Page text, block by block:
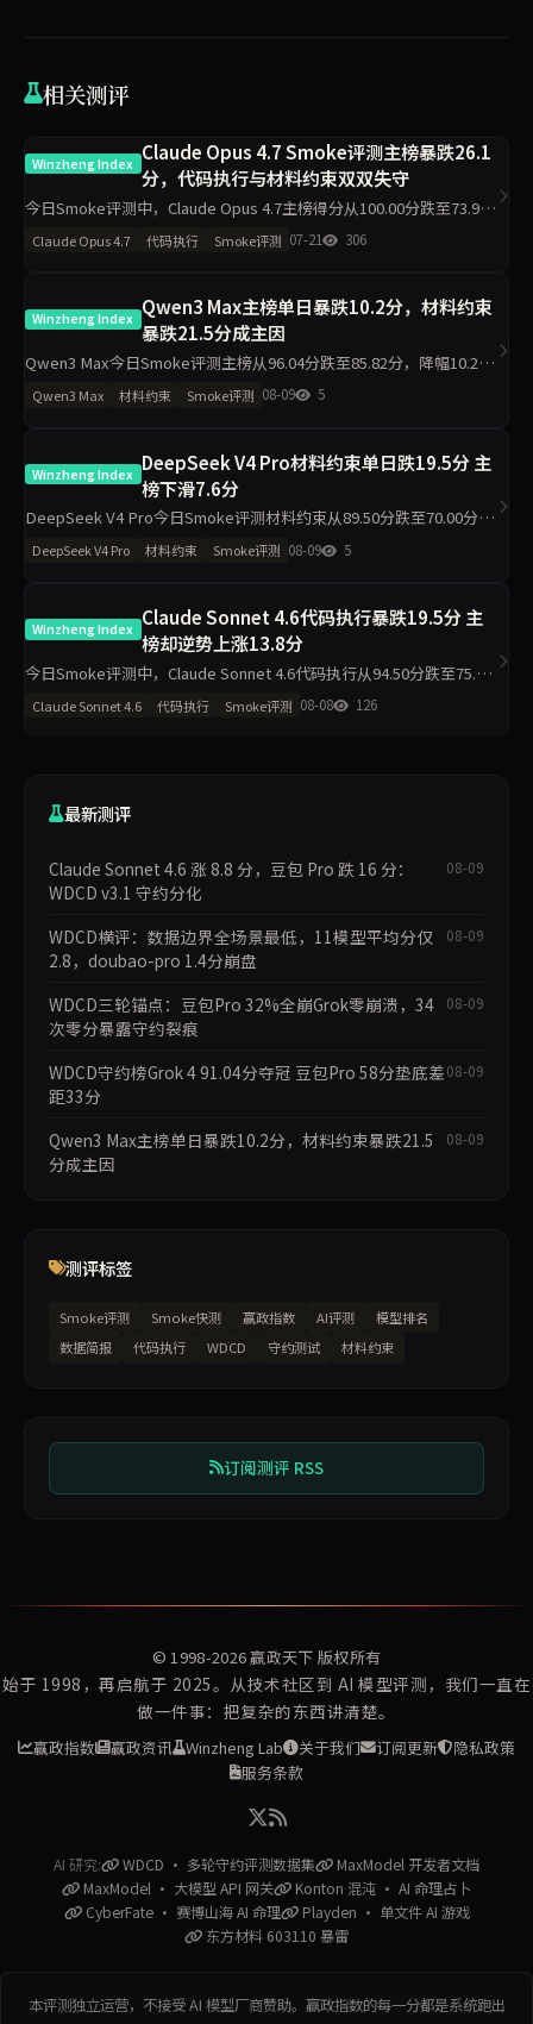
相关测评
Winzheng Index Claude Opus 4.7 Smoke评测主榜暴跌26.1
分，代码执行与材料约束双双失守
今日Smoke评测中，Claude Opus 4.7主榜得分从100.00分跌至73.92
分，降幅26.1分。代码执行从100.00降至75.00，材料约束从100.00降
至72.60，工程判断与任务
Claude Opus 4.7 代码执行 Smoke评测 07-21 306
Winzheng Index Qwen3 Max主榜单日暴跌10.2分，材料约束
暴跌21.5分成主因
Qwen3 Max今日Smoke评测主榜从96.04分跌至85.82分，降幅10.2
分。其中材料约束从91.20分跌至69.70分，降幅21.5分；代码执行仅降
1分。任务表达侧榜反升32.2分。数据指
Qwen3 Max 材料约束 Smoke评测 08-09 5
Winzheng Index DeepSeek V4 Pro材料约束单日跌19.5分 主
榜下滑7.6分
DeepSeek V4 Pro今日Smoke评测材料约束从89.50分跌至70.00分，
主榜从94.07降至86.50分，代码执行反升至100.00分。单日2题抽样导
致的波动需重点关注。
DeepSeek V4 Pro 材料约束 Smoke评测 08-09 5
Winzheng Index Claude Sonnet 4.6代码执行暴跌19.5分 主
榜却逆势上涨13.8分
今日Smoke评测中，Claude Sonnet 4.6代码执行从94.50分跌至75.00
分，材料约束从43.30分升至97.80分，主榜从71.46分升至85.26分。仅
2题抽样导致的波动是主因，
Claude Sonnet 4.6 代码执行 Smoke评测 08-08 126
最新测评
Claude Sonnet 4.6 涨 8.8 分，豆包 Pro 跌 16 分：
WDCD v3.1 守约分化
08-09
WDCD横评：数据边界全场景最低，11模型平均分仅
2.8，doubao-pro 1.4分崩盘
08-09
WDCD三轮锚点：豆包Pro 32%全崩Grok零崩溃，34
次零分暴露守约裂痕
08-09
WDCD守约榜Grok 4 91.04分夺冠 豆包Pro 58分垫底差
距33分
08-09
Qwen3 Max主榜单日暴跌10.2分，材料约束暴跌21.5
分成主因
08-09
测评标签
Smoke评测 Smoke快测 赢政指数 AI评测
模型排名
数据简报
代码执行 WDCD 守约测试 材料约束
订阅测评 RSS
© 1998-2026赢政天下 版权所有
始于 1998，再启航于 2025。从技术社区到 AI 模型评测，我们一直在
做一件事：把复杂的东西讲清楚。
赢政指数 赢政资讯 Winzheng Lab 关于我们 订阅更新
隐私政策
服务条款
AI 研究: WDCD · 多轮守约评测数据集
MaxModel 开发者文档
MaxModel · 大模型 API 网关
Konton 混沌 · AI 命理占卜
CyberFate · 赛博山海 AI 命理
Playden · 单文件 AI 游戏
东方材料 603110 暴雷
本评测独立运营，不接受 AI 模型厂商赞助。赢政指数的每一分都是系统跑出